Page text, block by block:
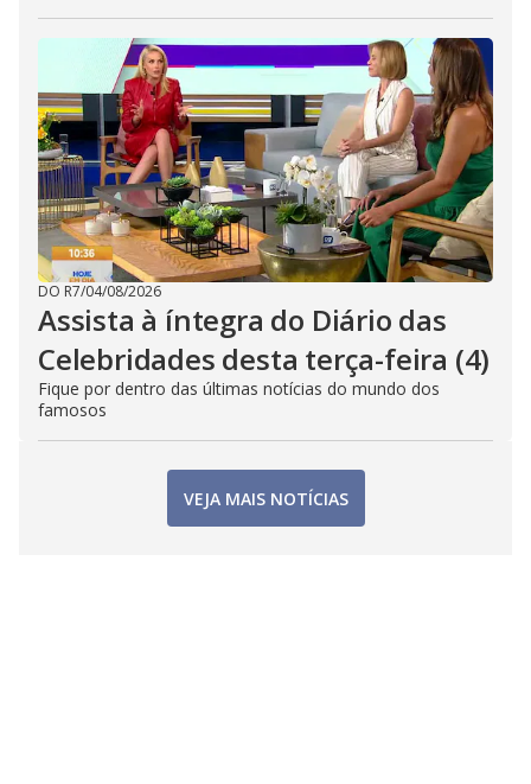
DO R7/04/08/2026
Assista à íntegra do Diário das
Celebridades desta terça-feira (4)
Fique por dentro das últimas notícias do mundo dos
famosos
VEJA MAIS NOTÍCIAS